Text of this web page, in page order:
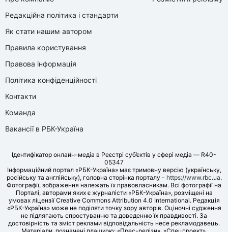
Редакційна політика і стандарти
Як стати нашим автором
Правила користування
Правова інформація
Політика конфіденційності
Контакти
Команда
Вакансії в РБК-Україна
Ідентифікатор онлайн-медіа в Реєстрі суб’єктів у сфері медіа — R40-
05347
Інформаційний портал «РБК-Україна» має тримовну версію (українську,
російську та англійську), головна сторінка порталу - https://www.rbc.ua.
Фотографії, зображення належать їх правовласникам. Всі фотографії на
Порталі, авторами яких є журналісти «РБК-Україна», розміщені на
умовах ліцензії Creative Commons Attribution 4.0 International. Редакція
«РБК-Україна» може не поділяти точку зору авторів. Оціночні судження
не підлягають спростуванню та доведенню їх правдивості. За
достовірність та зміст реклами відповідальність несе рекламодавець.